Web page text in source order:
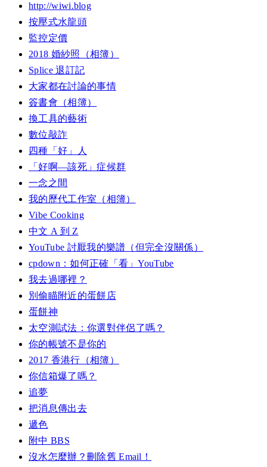
http://wiwi.blog
按壓式水龍頭
監控定價
2018 婚紗照（相簿）
Splice 退訂記
大家都在討論的事情
簽書會（相簿）
換工具的藝術
數位敲詐
四種「好」人
「好啊—該死」症候群
一念之間
我的歷代工作室（相簿）
Vibe Cooking
中文 A 到 Z
YouTube 討厭我的樂譜（但完全沒關係）
cpdown：如何正確「看」YouTube
我去過哪裡？
別偷瞄附近的蛋餅店
蛋餅神
太空測試法：你選對伴侶了嗎？
你的帳號不是你的
2017 香港行（相簿）
你信箱爆了嗎？
追夢
把消息傳出去
遞色
附中 BBS
沒水怎麼辦？刪除舊 Email！